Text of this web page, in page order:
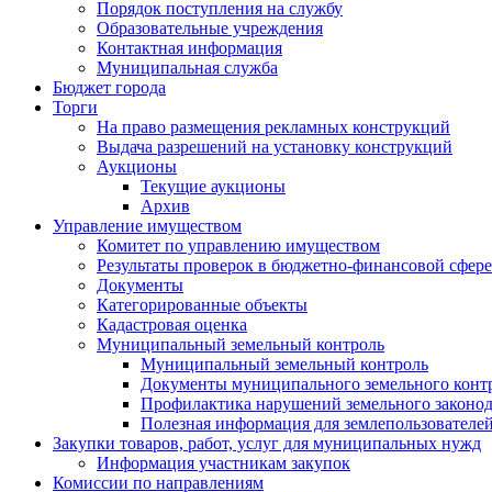
Порядок поступления на службу
Образовательные учреждения
Контактная информация
Муниципальная служба
Бюджет города
Торги
На право размещения рекламных конструкций
Выдача разрешений на установку конструкций
Аукционы
Текущие аукционы
Архив
Управление имуществом
Комитет по управлению имуществом
Результаты проверок в бюджетно-финансовой сфере
Документы
Категорированные объекты
Кадастровая оценка
Муниципальный земельный контроль
Муниципальный земельный контроль
Документы муниципального земельного
Профилактика нарушений земельного
Полезная информация для землепользователей
Закупки товаров, работ, услуг для муниципальных нужд
Информация участникам закупок
Комиссии по направлениям